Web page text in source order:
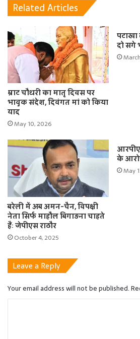
Related Articles
म्राट चौधरी का मातृ दिवस पर
भावुक संदेश, दिवंगत मां को किया
याद
May 10, 2026
दो सगे
बरेली में अब अमन-चैन, विपक्षी
नेता सिर्फ माहौल बिगाड़ना चाहते
हैंः जेपीएस राठौर
October 4, 2025
के
May
Leave a Reply
Your email address will not be published.